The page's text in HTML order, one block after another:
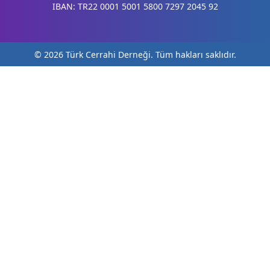
IBAN: TR22 0001 5001 5800 7297 2045 92
© 2026 Türk Cerrahi Derneği. Tüm hakları saklıdır.